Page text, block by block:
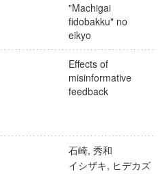
"Machigai
fidobakku" no
eikyo
Effects of
misinformative
feedback
石崎, 秀和
イシザキ, ヒデカズ